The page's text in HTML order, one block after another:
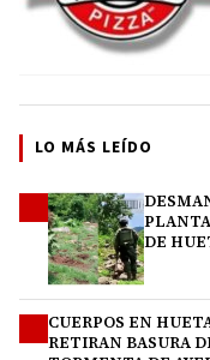
LO MÁS LEÍDO
DE
CUERPOS EN
RETIRAN BASURA